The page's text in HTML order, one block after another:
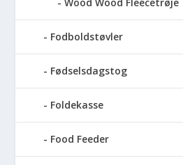
Fodboldstøvler
Fødselsdagstog
Foldekasse
Food Feeder